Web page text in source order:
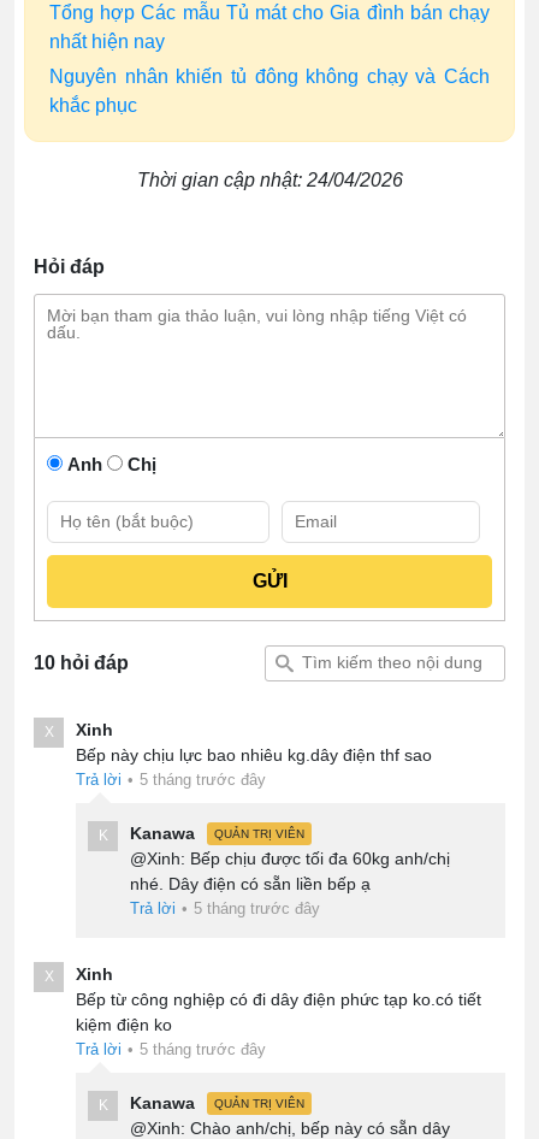
Tổng hợp Các mẫu Tủ mát cho Gia đình bán chạy
nhất hiện nay
Nguyên nhân khiến tủ đông không chạy và Cách
khắc phục
Thời gian cập nhật: 24/04/2026
Hỏi đáp
Anh Chị
10 hỏi đáp
X
Xinh
Bếp này chịu lực bao nhiêu kg.dây điện thf sao
Trả lời • 5 tháng trước đây
K Kanawa QUẢN TRỊ VIÊN
@Xinh: Bếp chịu được tối đa 60kg anh/chị
nhé. Dây điện có sẵn liền bếp ạ
Trả lời • 5 tháng trước đây
X
Xinh
Bếp từ công nghiệp có đi dây điện phức tạp ko.có tiết
kiệm điện ko
Trả lời • 5 tháng trước đây
K Kanawa QUẢN TRỊ VIÊN
@Xinh: Chào anh/chị, bếp này có sẵn dây